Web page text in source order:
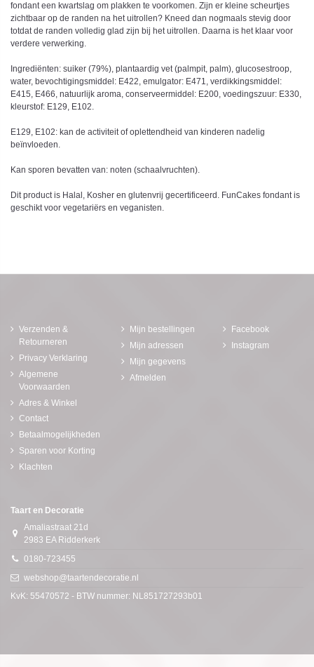
fondant een kwartslag om plakken te voorkomen. Zijn er kleine scheurtjes
zichtbaar op de randen na het uitrollen? Kneed dan nogmaals stevig door
totdat de randen volledig glad zijn bij het uitrollen. Daarna is het klaar voor
verdere verwerking.
Ingrediënten: suiker (79%), plantaardig vet (palmpit, palm), glucosestroop,
water, bevochtigingsmiddel: E422, emulgator: E471, verdikkingsmiddel:
E415, E466, natuurlijk aroma, conserveermiddel: E200, voedingszuur: E330,
kleurstof: E129, E102.
E129, E102: kan de activiteit of oplettendheid van kinderen nadelig
beïnvloeden.
Kan sporen bevatten van: noten (schaalvruchten).
Dit product is Halal, Kosher en glutenvrij gecertificeerd. FunCakes fondant is
geschikt voor vegetariërs en veganisten.
Verzenden &
Retourneren
Privacy Verklaring
Algemene
Voorwaarden
Adres & Winkel
Contact
Betaalmogelijkheden
Sparen voor Korting
Klachten
Mijn bestellingen
Mijn adressen
Mijn gegevens
Afmelden
Facebook
Instagram
Taart en Decoratie
Amaliastraat 21d
2983 EA Ridderkerk
0180-723455
webshop@taartendecoratie.nl
KvK: 55470572 - BTW nummer: NL851727293b01